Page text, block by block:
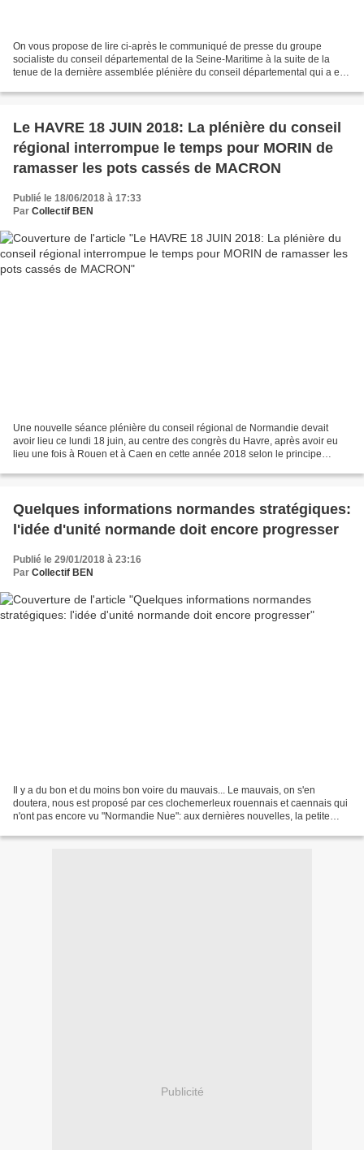
On vous propose de lire ci-après le communiqué de presse du groupe
socialiste du conseil départemental de la Seine-Maritime à la suite de la
tenue de la dernière assemblée plénière du conseil départemental qui a eu
Le HAVRE 18 JUIN 2018: La plénière du conseil
régional interrompue le temps pour MORIN de
ramasser les pots cassés de MACRON
Publié le 18/06/2018 à 17:33
Par Collectif BEN
Une nouvelle séance plénière du conseil régional de Normandie devait
avoir lieu ce lundi 18 juin, au centre des congrès du Havre, après avoir eu
lieu une fois à Rouen et à Caen en cette année 2018 selon le principe
Quelques informations normandes stratégiques:
l'idée d'unité normande doit encore progresser
Publié le 29/01/2018 à 23:16
Par Collectif BEN
Il y a du bon et du moins bon voire du mauvais... Le mauvais, on s'en
doutera, nous est proposé par ces clochemerleux rouennais et caennais qui
n'ont pas encore vu "Normandie Nue": aux dernières nouvelles, la petite
Publicité